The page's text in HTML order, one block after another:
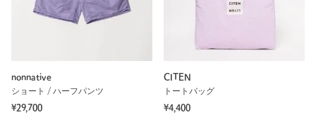
nonnative
ショート / ハーフパンツ
¥29,700
CITEN
トートバッグ
¥4,400